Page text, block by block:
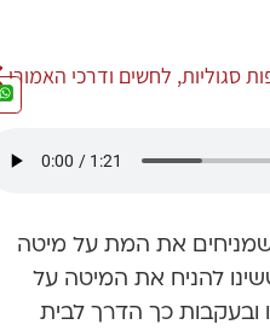
סגוליות, לחשים ודרכי האמורי
שמניחים את המת על מיטה
להניח את המיטה על
ובעקבות כך הדרך לבית